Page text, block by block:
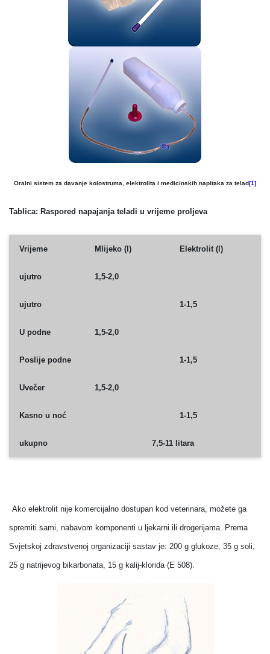
Oralni sistem za davanje kolostruma, elektrolita i medicinskih napitaka za telad[1]
Tablica: Raspored napajanja teladi u vrijeme proljeva
Vrijeme Mlijeko (l) Elektrolit (l)
ujutro 1,5-2,0
ujutro 1-1,5
U podne 1,5-2,0
Poslije podne 1-1,5
Uvečer 1,5-2,0
Kasno u noć 1-1,5
ukupno 7,5-11 litara
Ako elektrolit nije komercijalno dostupan kod veterinara, možete ga
spremiti sami, nabavom komponenti u ljekarni ili drogerijama. Prema
Svjetskoj zdravstvenoj organizaciji sastav je: 200 g glukoze, 35 g soli,
25 g natrijevog bikarbonata, 15 g kalij-klorida (E 508).